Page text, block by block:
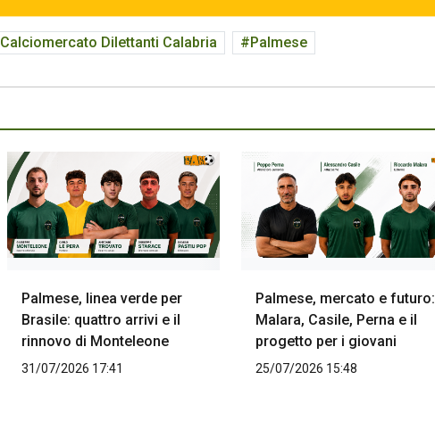
Calciomercato Dilettanti Calabria Palmese
Palmese, linea verde per
Brasile: quattro arrivi e il
rinnovo di Monteleone
31/07/2026 17:41
Palmese, mercato e futuro:
Malara, Casile, Perna e il
progetto per i giovani
25/07/2026 15:48